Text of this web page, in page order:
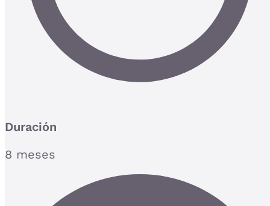
Duración
8 meses